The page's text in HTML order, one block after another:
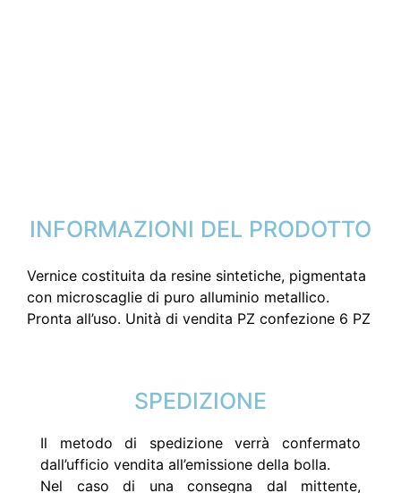
INFORMAZIONI DEL PRODOTTO
Vernice costituita da resine sintetiche, pigmentata
con microscaglie di puro alluminio metallico.
Pronta all’uso. Unità di vendita PZ confezione 6 PZ
SPEDIZIONE
Il metodo di spedizione verrà confermato
dall’ufficio vendita all’emissione della bolla.
Nel caso di una consegna dal mittente,